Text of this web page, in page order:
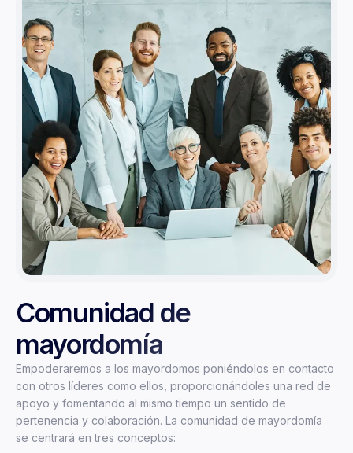
Comunidad de
mayordomía
Empoderaremos a los mayordomos poniéndolos en contacto
con otros líderes como ellos , proporcionándoles una red de
apoyo y fomentando al mismo tiempo un sentido de
pertenencia y colaboración. La comunidad de mayordomía
se centrará en tres conceptos: